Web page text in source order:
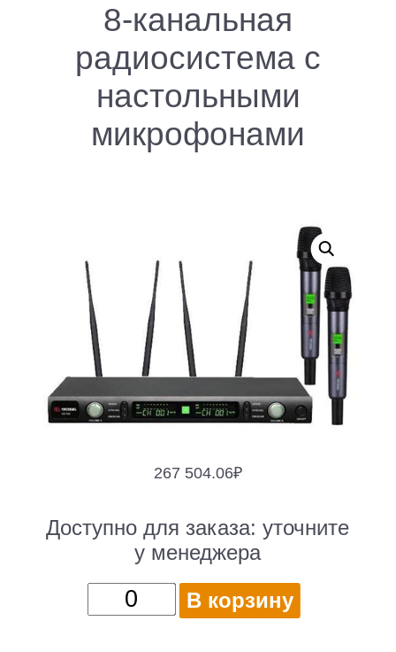
8-канальная
радиосистема с
настольными
микрофонами
267 504.06₽
Доступно для заказа:уточните
у менеджера
Количество
товара
В корзину